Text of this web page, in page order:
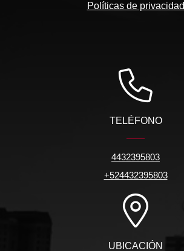
Políticas de privacidad
TELÉFONO
4432395803
+524432395803
UBICACIÓN